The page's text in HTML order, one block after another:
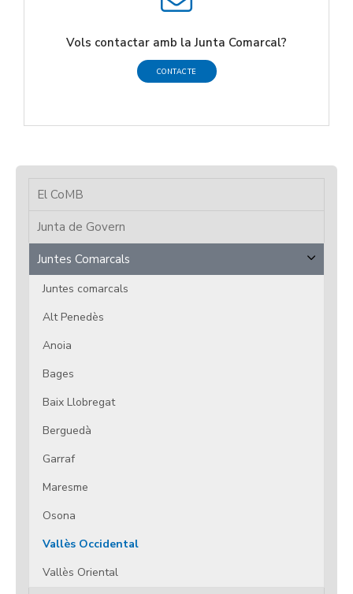
Vols contactar amb la Junta Comarcal?
CONTACTE
El CoMB
Junta de Govern
Juntes Comarcals
Juntes comarcals
Alt Penedès
Anoia
Bages
Baix Llobregat
Berguedà
Garraf
Maresme
Osona
Vallès Occidental
Vallès Oriental